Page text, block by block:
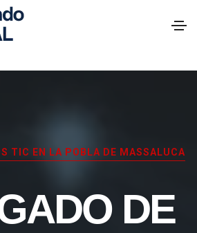
EN LA POBLA DE MASSALUCA
DE